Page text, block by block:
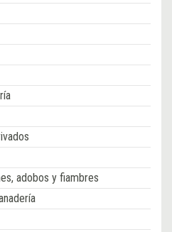
adobos y fiambres